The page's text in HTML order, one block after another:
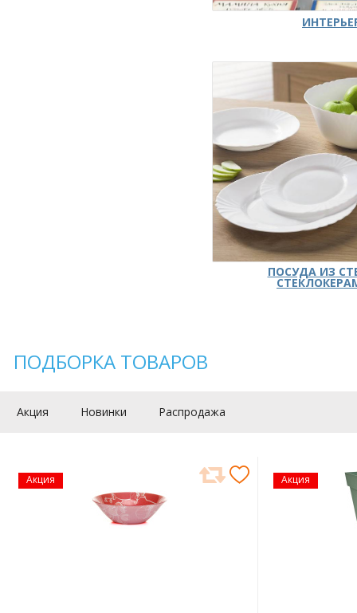
ПОСУДА ИЗ
ПОДБОРКА ТОВАРОВ
Акция Новинки Распродажа
Акция Акция